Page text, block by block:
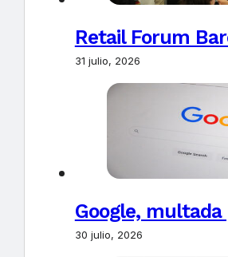
Retail Forum
31 julio, 2026
Google,
30 julio, 2026